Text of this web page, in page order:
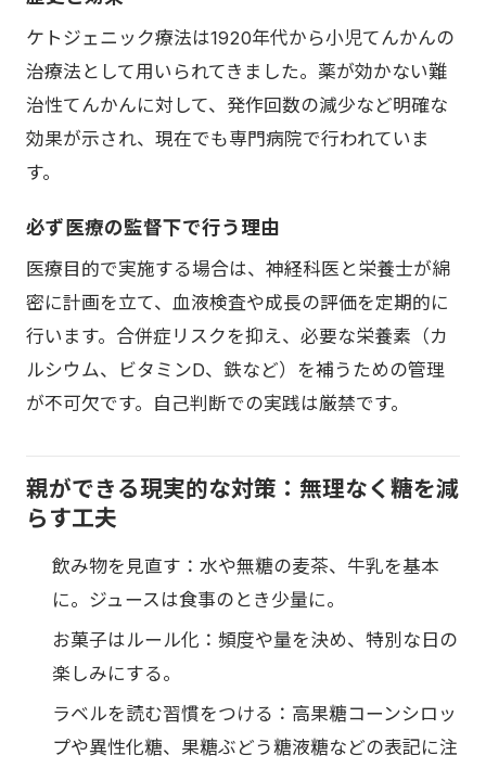
ケトジェニック療法は1920年代から小児てんかんの
治療法として用いられてきました。薬が効かない難
治性てんかんに対して、発作回数の減少など明確な
効果が示され、現在でも専門病院で行われていま
す。
必ず医療の監督下で行う理由
医療目的で実施する場合は、神経科医と栄養士が綿
密に計画を立て、血液検査や成長の評価を定期的に
行います。合併症リスクを抑え、必要な栄養素（カ
ルシウム、ビタミンD、鉄など）を補うための管理
が不可欠です。自己判断での実践は厳禁です。
親ができる現実的な対策：無理なく糖を減
らす工夫
飲み物を見直す：水や無糖の麦茶、牛乳を基本
に。ジュースは食事のとき少量に。
お菓子はルール化：頻度や量を決め、特別な日の
楽しみにする。
ラベルを読む習慣をつける：高果糖コーンシロッ
プや異性化糖、果糖ぶどう糖液糖などの表記に注